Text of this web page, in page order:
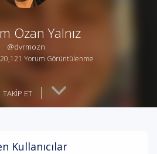
Ozan Yalnız
@dvrmozn
20,121 Yorum Görüntülenme
TAKİP ET |
Kullanıcılar